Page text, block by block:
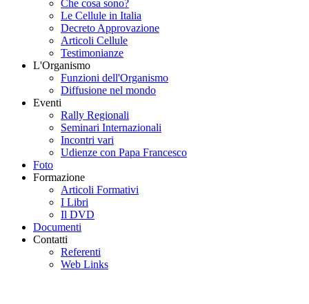
Che cosa sono?
Le Cellule in Italia
Decreto Approvazione
Articoli Cellule
Testimonianze
L'Organismo
Funzioni dell'Organismo
Diffusione nel mondo
Eventi
Rally Regionali
Seminari Internazionali
Incontri vari
Udienze con Papa Francesco
Foto
Formazione
Articoli Formativi
I Libri
Il DVD
Documenti
Contatti
Referenti
Web Links